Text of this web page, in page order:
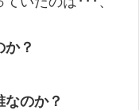
か？
なのか？